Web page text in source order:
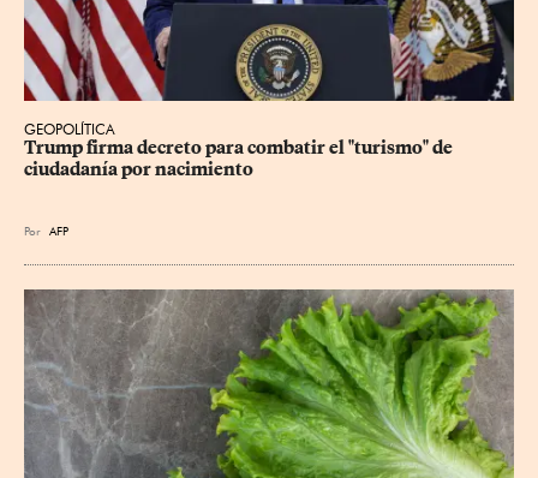
GEOPOLÍTICA
Trump firma decreto para combatir el "turismo" de
ciudadanía por nacimiento
Por AFP